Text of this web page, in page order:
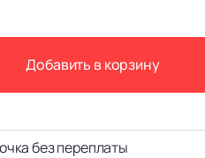
Добавить в корзину
без переплаты